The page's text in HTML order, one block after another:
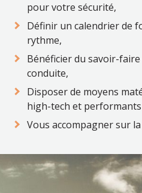
pour votre sécurité,
Définir un calendrier de
rythme,
Bénéficier du savoir-
conduite,
Disposer de moyens
high-tech et performants
Vous accompagner sur